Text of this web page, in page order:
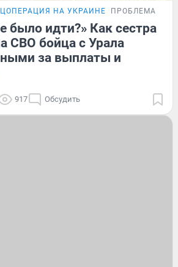
НА УКРАИНЕ ПРОБЛЕМА
было идти?» Как сестра
СВО бойца с Урала
за выплаты и
917 Обсудить